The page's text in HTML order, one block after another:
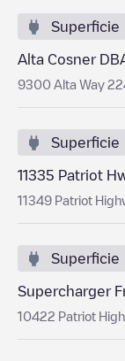
Superficie
Alta Cosner
9300 Alta Way
Superficie
11335 Patriot
11349 Patriot
Superficie
Supercharger
10422 Patriot